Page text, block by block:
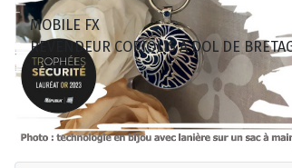
MOBILE FX
REVENDEUR CORIOLIS A DOL DE